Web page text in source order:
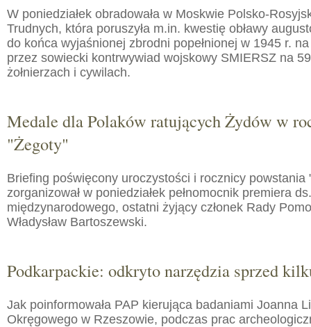
W poniedziałek obradowała w Moskwie Polsko-
Trudnych, która poruszyła m.in. kwestię obławy
do końca wyjaśnionej zbrodni popełnionej w 1945 r.
przez sowiecki kontrwywiad wojskowy SMIERSZ na
żołnierzach i cywilach.
Medale dla Polaków ratujących Żydów w
"Żegoty"
Briefing poświęcony uroczystości i rocznicy powstania
zorganizował w poniedziałek pełnomocnik premiera
międzynarodowego, ostatni żyjący członek Rady
Władysław Bartoszewski.
Podkarpackie: odkryto narzędzia sprzed
Jak poinformowała PAP kierująca badaniami Joanna
Okręgowego w Rzeszowie, podczas prac